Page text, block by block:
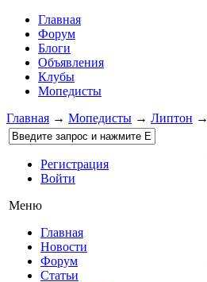
Главная
Форум
Блоги
Объявления
Клубы
Мопедисты
Главная → Мопедисты → Липтон →
Регистрация
Войти
Меню
Главная
Новости
Форум
Статьи